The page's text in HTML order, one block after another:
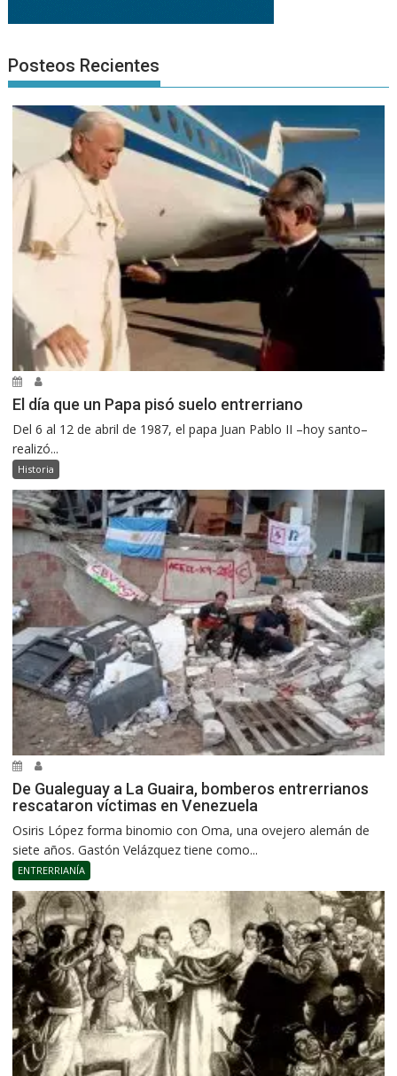
Posteos Recientes
El día que un Papa pisó suelo entrerriano
Del 6 al 12 de abril de 1987, el papa Juan Pablo II –hoy santo–
realizó...
Historia
De Gualeguay a La Guaira, bomberos entrerrianos
rescataron víctimas en Venezuela
Osiris López forma binomio con Oma, una ovejero alemán de
siete años. Gastón Velázquez tiene como...
ENTRERRIANÍA